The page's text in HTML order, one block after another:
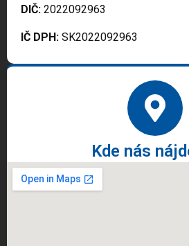
DIČ: 2022092963
IČ DPH: SK2022092963
Kde nás